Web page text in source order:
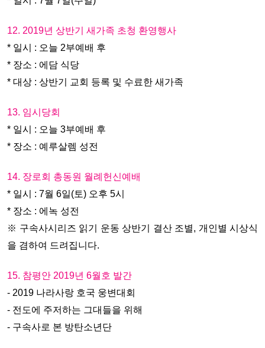
12. 2019년 상반기 새가족 초청 환영행사
* 일시 : 오늘 2부예배 후
* 장소 : 에담 식당
* 대상 : 상반기 교회 등록 및 수료한 새가족
13. 임시당회
* 일시 : 오늘 3부예배 후
* 장소 : 예루살렘 성전
14. 장로회 총동원 월례헌신예배
* 일시 : 7월 6일(토) 오후 5시
* 장소 : 에녹 성전
※ 구속사시리즈 읽기 운동 상반기 결산 조별, 개인별 시상식
을 겸하여 드려집니다.
15. 참평안 2019년 6월호 발간
- 2019 나라사랑 호국 웅변대회
- 전도에 주저하는 그대들을 위해
- 구속사로 본 방탄소년단